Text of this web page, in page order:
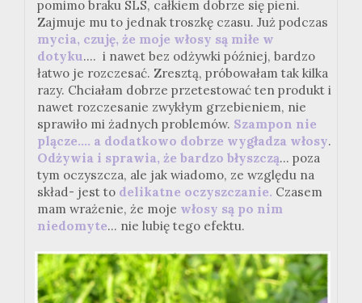
pomimo braku SLS, całkiem dobrze się pieni.
Zajmuje mu to jednak troszkę czasu. Już podczas
mycia, czuję, że moje włosy są miłe w
dotyku.... i nawet bez odżywki później, bardzo
łatwo je rozczesać. Zresztą, próbowałam tak kilka
razy. Chciałam dobrze przetestować ten produkt i
nawet rozczesanie zwykłym grzebieniem, nie
sprawiło mi żadnych problemów. Szampon nie
plącze.... a dodatkowo dobrze wygładza włosy.
Odżywia i sprawia, że bardzo błyszczą... poza
tym oczyszcza, ale jak wiadomo, ze względu na
skład- jest to delikatne oczyszczanie. Czasem
mam wrażenie, że moje włosy są po nim
niedomyte... nie lubię tego efektu.